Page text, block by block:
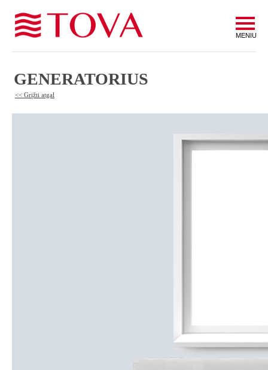
MENIU
GENERATORIUS
<< Grįžti atgal